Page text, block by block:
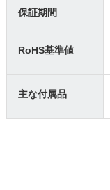
保証期間
RoHS基準値
主な付属品